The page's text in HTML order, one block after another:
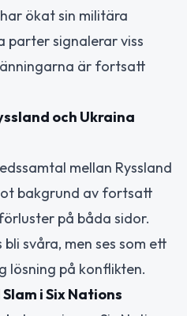
ökat sin militära
parter signalerar viss
är fortsatt
och Ukraina
mellan Ryssland
bakgrund av fortsatt
på båda sidor.
svåra, men ses som ett
lösning på konflikten.
i Six Nations